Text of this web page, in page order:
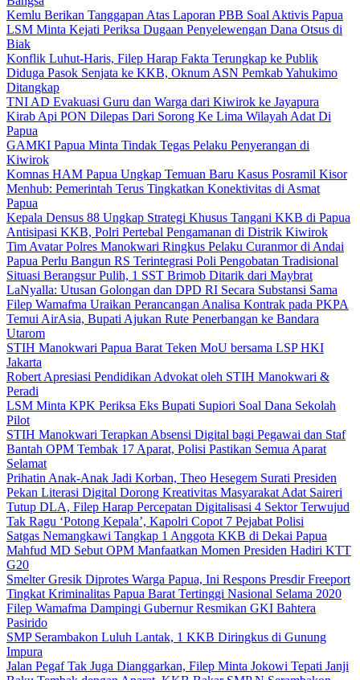
Kemlu Berikan Tanggapan Atas Laporan PBB Soal Aktivis Papua
LSM Minta Kejati Periksa Dugaan Penyelewengan Dana Otsus di
Biak
Konflik Luhut-Haris, Filep Harap Fakta Terungkap ke Publik
Diduga Pasok Senjata ke KKB, Oknum ASN Pemkab Yahukimo
Ditangkap
TNI AD Evakuasi Guru dan Warga dari Kiwirok ke Jayapura
Kirab Api PON Dilepas Dari Sorong Ke Lima Wilayah Adat Di
Papua
GAMKI Papua Minta Tindak Tegas Pelaku Penyerangan di
Kiwirok
Komnas HAM Papua Ungkap Temuan Baru Kasus Posramil Kisor
Menhub: Pemerintah Terus Tingkatkan Konektivitas di Asmat
Papua
Kepala Densus 88 Ungkap Strategi Khusus Tangani KKB di Papua
Antisipasi KKB, Polri Pertebal Pengamanan di Distrik Kiwirok
Tim Avatar Polres Manokwari Ringkus Pelaku Curanmor di Andai
Papua Perlu Bangun RS Terintegrasi Poli Pengobatan Tradisional
Situasi Berangsur Pulih, 1 SST Brimob Ditarik dari Maybrat
LaNyalla: Utusan Golongan dan DPD RI Secara Substansi Sama
Filep Wamafma Uraikan Perancangan Analisa Kontrak pada PKPA
Temui AirAsia, Bupati Ajukan Rute Penerbangan ke Bandara
Utarom
STIH Manokwari Papua Barat Teken MoU bersama LSP HKI
Jakarta
Robert Apresiasi Pendidikan Advokat oleh STIH Manokwari &
Peradi
LSM Minta KPK Periksa Eks Bupati Supiori Soal Dana Sekolah
Pilot
STIH Manokwari Terapkan Absensi Digital bagi Pegawai dan Staf
Bantah OPM Tembak 17 Aparat, Polisi Pastikan Semua Aparat
Selamat
Prihatin Anak-Anak Jadi Korban, Theo Hesegem Surati Presiden
Pekan Literasi Digital Dorong Kreativitas Masyarakat Adat Saireri
Tutup DLA, Filep Harap Percepatan Digitalisasi 4 Sektor Terwujud
Tak Ragu ‘Potong Kepala’, Kapolri Copot 7 Pejabat Polisi
Satgas Nemangkawi Tangkap 1 Anggota KKB di Dekai Papua
Mahfud MD Sebut OPM Manfaatkan Momen Presiden Hadiri KTT
G20
Smelter Gresik Diprotes Warga Papua, Ini Respons Presdir Freeport
Tingkat Kriminalitas Papua Barat Tertinggi Nasional Selama 2020
Filep Wamafma Dampingi Gubernur Resmikan GKI Bahtera
Pasirido
SMP Serambakon Luluh Lantak, 1 KKB Diringkus di Gunung
Impura
Jalan Pegaf Tak Juga Dianggarkan, Filep Minta Jokowi Tepati Janji